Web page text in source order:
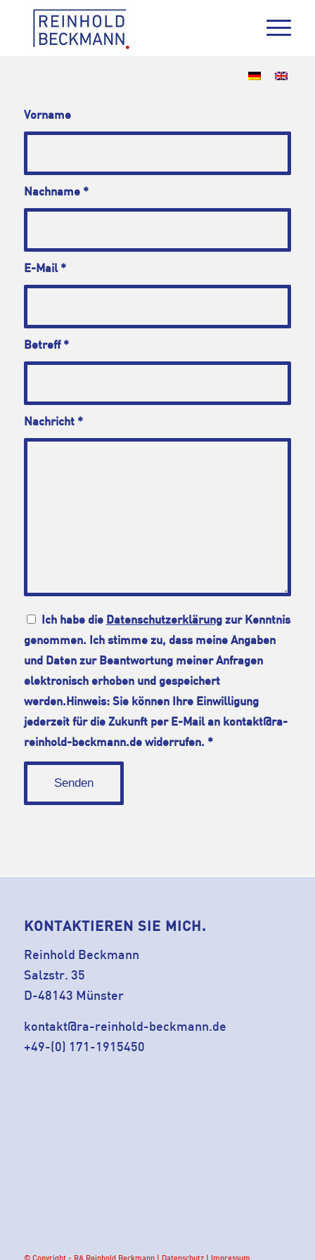
Vorname
Nachname *
E-Mail *
Betreff *
Nachricht *
Ich habe die Datenschutzerklärungzur Kenntnis
genommen. Ich stimme zu, dass meine Angaben
und Daten zur Beantwortung meiner Anfragen
elektronisch erhoben und gespeichert
werden.Hinweis: Sie können Ihre Einwilligung
jederzeit für die Zukunft per E-Mail an kontakt@ra-
reinhold-beckmann.de widerrufen. *
KONTAKTIEREN SIE MICH.
Reinhold Beckmann
Salzstr. 35
D-48143 Münster
kontakt@ra-reinhold-beckmann.de
+49-(0) 171-1915450
© Copyright - RA Reinhold Beckmann | Datenschutz| Impressum